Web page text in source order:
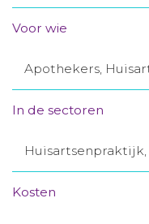
Voor wie
Apothekers,
In de sectoren
Kosten